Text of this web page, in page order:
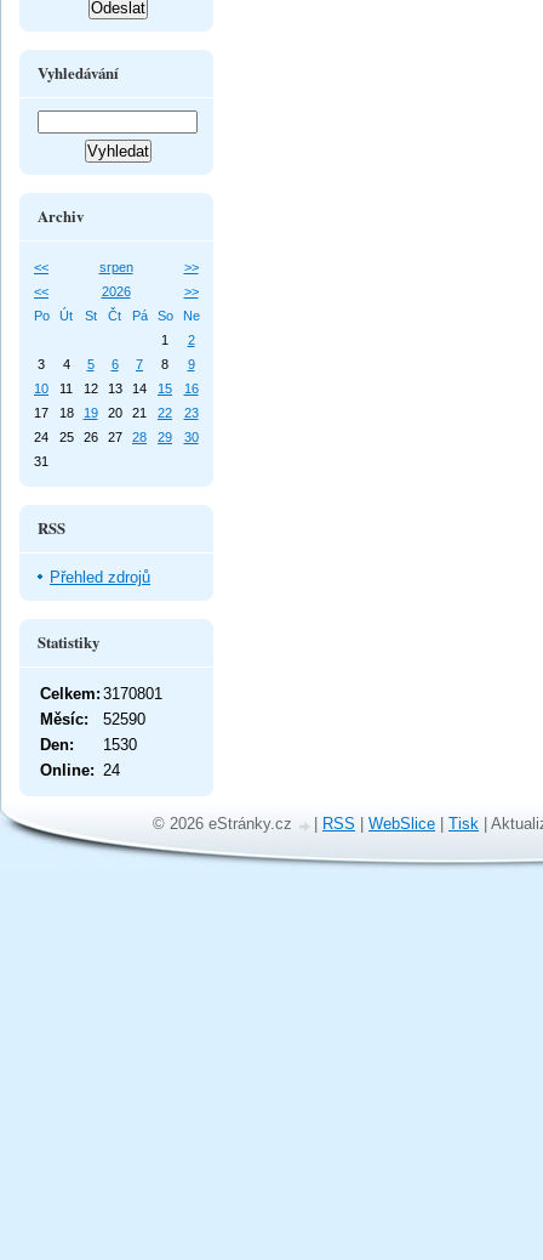
Vyhledávání
Archiv
<< srpen
>>
<<
2026
>>
Po
Út St Čt Pá So
Ne
1
2
3
4 5 6 7 8
9
10
11 12 13 14 15
16
17
18 19 20 21 22
23
24
25 26 27 28 29
30
31
RSS
Přehled zdrojů
Statistiky
Online: 24
Celkem: 3170801
Měsíc:
52590
Den:
1530
© 2026 eStránky.cz | RSS | WebSlice | Tisk |